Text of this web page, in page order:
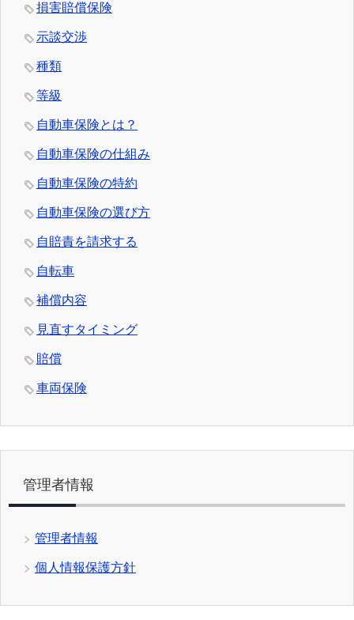
損害賠償保険
示談交渉
種類
等級
自動車保険とは？
自動車保険の仕組み
自動車保険の特約
自動車保険の選び方
自賠責を請求する
自転車
補償内容
見直すタイミング
賠償
車両保険
管理者情報
管理者情報
個人情報保護方針